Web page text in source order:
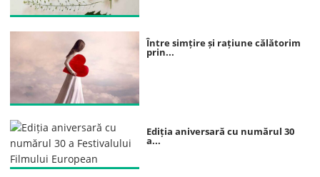
Între simțire și rațiune călătorim
prin...
Ediția aniversară cu numărul 30
a...